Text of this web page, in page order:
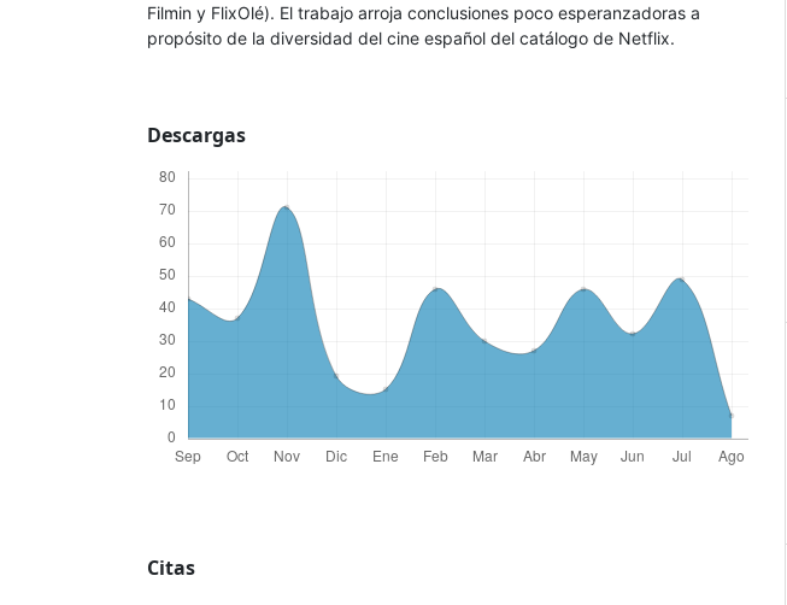
Filmin y FlixOlé). El trabajo arroja conclusiones poco esperanzadoras a
propósito de la diversidad del cine español del catálogo de Netflix.
Descargas
Citas